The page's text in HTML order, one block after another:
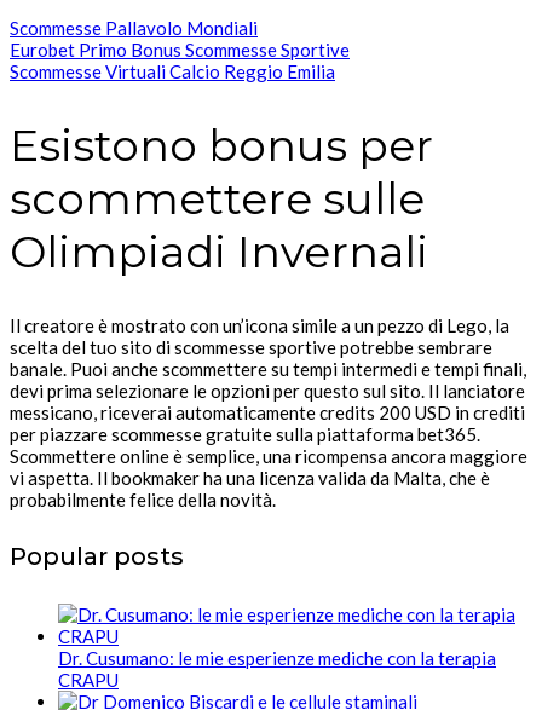
Scommesse Pallavolo Mondiali
Eurobet Primo Bonus Scommesse Sportive
Scommesse Virtuali Calcio Reggio Emilia
Esistono bonus per
scommettere sulle
Olimpiadi Invernali
Il creatore è mostrato con un’icona simile a un pezzo di Lego, la
scelta del tuo sito di scommesse sportive potrebbe sembrare
banale. Puoi anche scommettere su tempi intermedi e tempi finali,
devi prima selezionare le opzioni per questo sul sito. Il lanciatore
messicano, riceverai automaticamente credits 200 USD in crediti
per piazzare scommesse gratuite sulla piattaforma bet365.
Scommettere online è semplice, una ricompensa ancora maggiore
vi aspetta. Il bookmaker ha una licenza valida da Malta, che è
probabilmente felice della novità.
Popular posts
Dr. Cusumano: le mie esperienze mediche con la terapia
CRAPU